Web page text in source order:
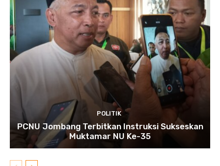
POLITIK
PCNU Jombang Terbitkan Instruksi Sukseskan
Muktamar NU Ke-35